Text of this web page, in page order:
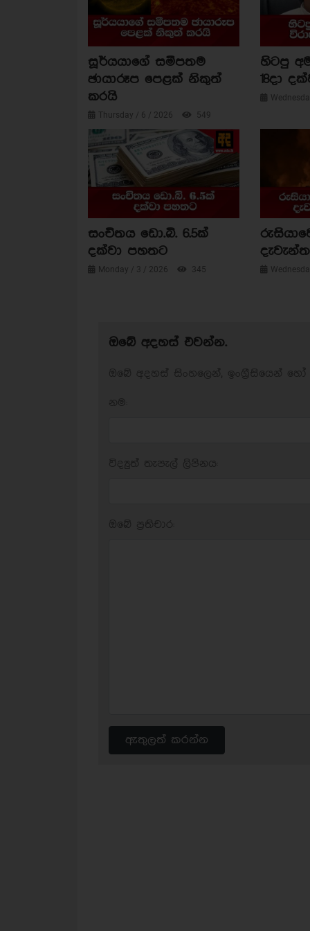
සූර්යයාගේ සමීපතම
ඡායාරූප පෙළක් නිකුත්
කරයි
Thursday / 6 / 2026 549
හිටපු
18දා
සංචිතය ඩො.බි. 6.5ක්
දක්වා පහතට
Monday / 3 / 2026 345
ඔබේ අදහස් එවන්න.
ඇතුලත් කරන්න